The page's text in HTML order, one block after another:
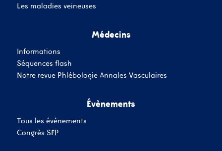
Les maladies veineuses
Médecins
Informations
Séquences flash
Notre revue Phlébologie Annales Vasculaires
Évènements
Tous les évènements
Congrès SFP
SE CONNECTER
Inscrivez-Vous